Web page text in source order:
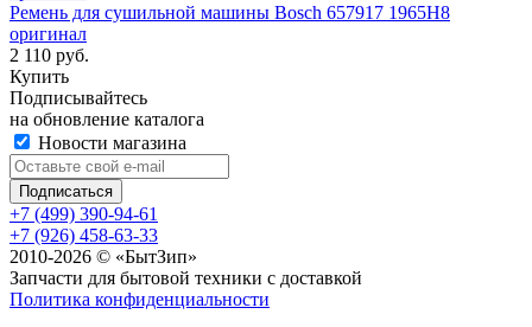
Ремень для сушильной машины Bosch 657917 1965H8
оригинал
2 110 руб.
Купить
Подписывайтесь
на обновление каталога
Новости магазина
+7 (499) 390-94-61
+7 (926) 458-63-33
2010-2026 © «БытЗип»
Запчасти для бытовой техники с доставкой
Политика конфиденциальности